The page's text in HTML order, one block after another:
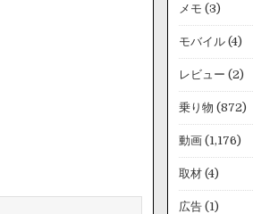
メモ (3)
モバイル(4)
レビュー (2)
乗り物 (872)
動画(1,176)
取材(4)
広告(1)